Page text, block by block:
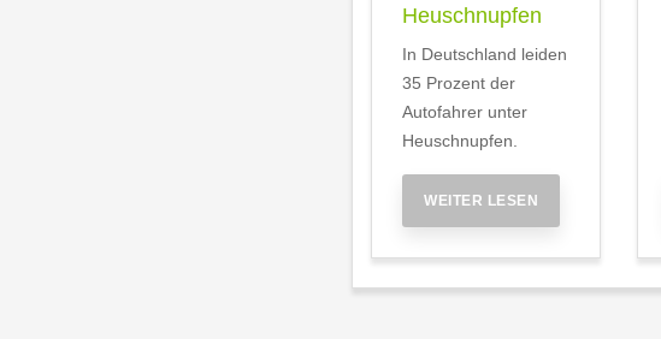
Heuschnupfen
In Deutschland leiden
35 Prozent der
Autofahrer unter
Heuschnupfen.
WEITER LESEN